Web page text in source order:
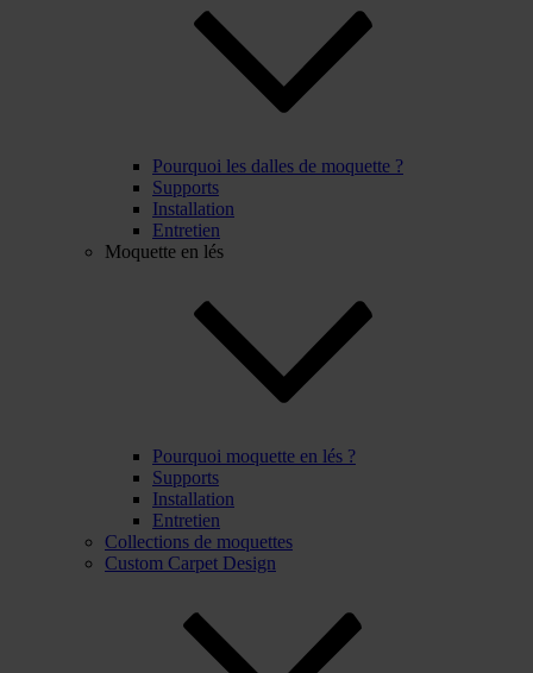
Pourquoi les dalles de moquette ?
Supports
Installation
Entretien
Moquette en lés
Pourquoi moquette en lés ?
Supports
Installation
Entretien
Collections de moquettes
Custom Carpet Design